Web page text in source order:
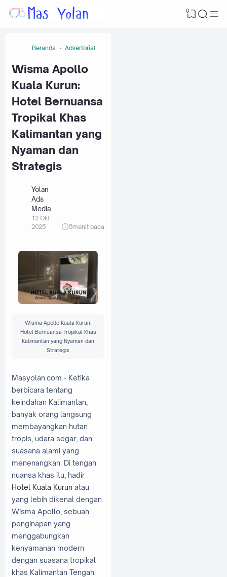
0
Beranda Advertorial
Wisma Apollo
Kuala Kurun:
Hotel Bernuansa
Tropikal Khas
Kalimantan yang
Nyaman dan
Strategis
Yolan
Ads
Media
12 Okt
2025
5menit baca
Wisma Apollo Kuala Kurun:
Hotel Bernuansa Tropikal Khas
Kalimantan yang Nyaman dan
Strategis
Masyolan.com - Ketika
berbicara tentang
keindahan Kalimantan,
banyak orang langsung
membayangkan hutan
tropis, udara segar, dan
suasana alami yang
menenangkan. Di tengah
nuansa khas itu, hadir
Hotel Kuala Kurun atau
yang lebih dikenal dengan
Wisma Apollo, sebuah
penginapan yang
menggabungkan
kenyamanan modern
dengan suasana tropikal
khas Kalimantan Tengah.